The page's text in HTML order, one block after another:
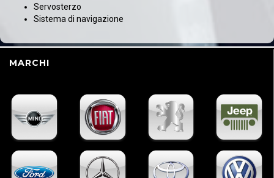
Servosterzo
Sistema di navigazione
MARCHI